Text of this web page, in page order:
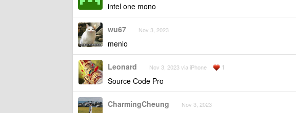
intel one mono
wu67 Nov 3, 2023
menlo
Leonard Nov 3, 2023 via iPhone 1
Source Code Pro
CharmingCheung Nov 3, 2023